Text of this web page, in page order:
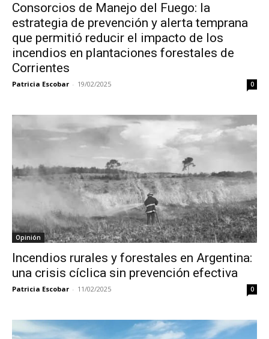
Consorcios de Manejo del Fuego: la
estrategia de prevención y alerta temprana
que permitió reducir el impacto de los
incendios en plantaciones forestales de
Corrientes
Patricia Escobar - 19/02/2025 0
Opinión
Incendios rurales y forestales en Argentina:
una crisis cíclica sin prevención efectiva
Patricia Escobar - 11/02/2025 0